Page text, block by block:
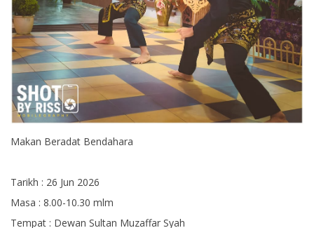
Makan Beradat Bendahara
Tarikh : 26 Jun 2026
Masa : 8.00-10.30 mlm
Tempat : Dewan Sultan Muzaffar Syah